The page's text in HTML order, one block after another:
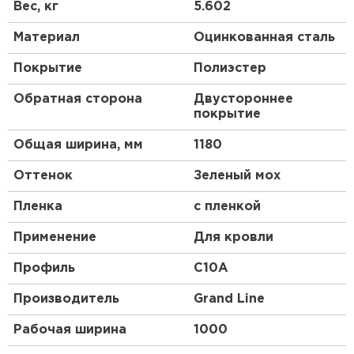
Получаются они после проката на оборудовании,
их высота и форма зависят от назначения и типа
стройматериала.
Профлист, изготовленный по всем стандартам,
имеет нескольких слоев:
основа из низколегированной стали;
цинковый слой;
обработка антикоррозийным составом;
состоящим из смеси синтетических смол и
пластмассы.
Вес, кг 5.602
Материал Оцинкованная сталь
Покрытие Полиэстер
Обратная сторона
Двустороннее
покрытие
Общая ширина, мм 1180
Оттенок Зеленый мох
Пленка с пленкой
Применение Для кровли
Профиль C10A
Производитель Grand Line
Рабочая ширина 1000